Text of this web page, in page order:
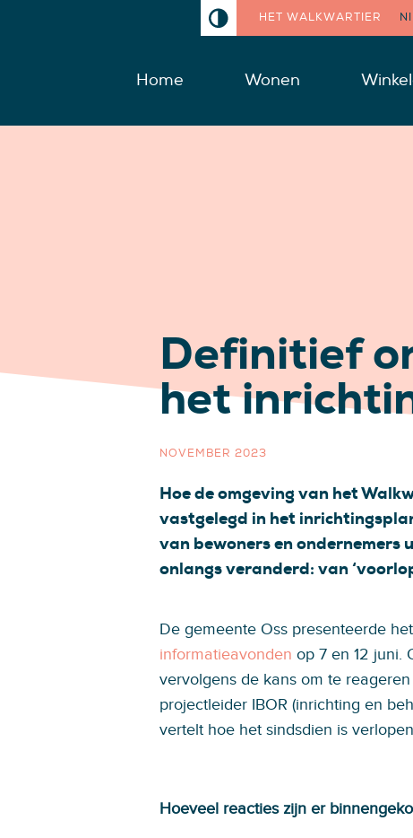
Home Wonen
HET WALKWARTIER
Definitief
het
NOVEMBER 2023
Hoe de omgeving van het
vastgelegd in het
van bewoners en
onlangs veranderd: van
De gemeente Oss presenteerde
informatieavonden op 7 en 12 juni.
vervolgens de kans om te
projectleider IBOR (inrichting en
vertelt hoe het sindsdien is
Hoeveel reacties zijn er